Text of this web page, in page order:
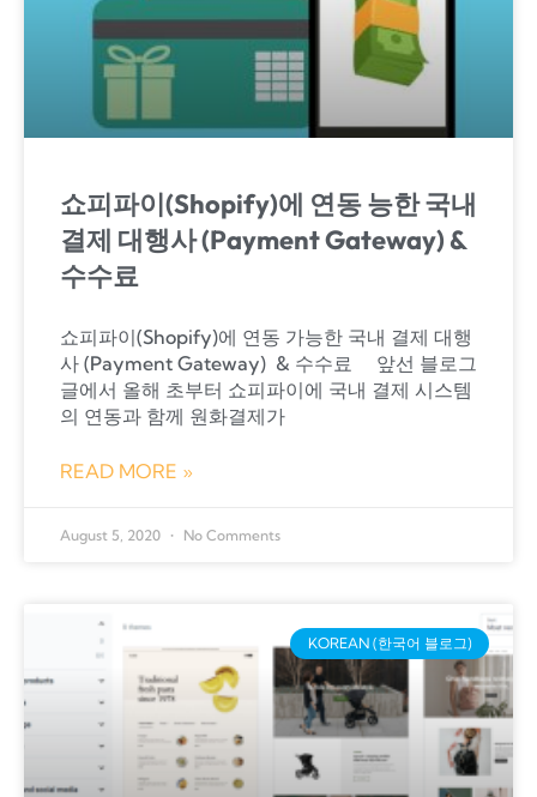
쇼피파이(Shopify)에 연동 능한 국내
결제 대행사 (Payment Gateway) &
수수료
쇼피파이(Shopify)에 연동 가능한 국내 결제 대행
사 (Payment Gateway) ​ & 수수료​ 앞선 블로그
글에서 올해 초부터 쇼피파이에 국내 결제 시스템
의 연동과 함께 원화결제가
READ MORE »
August 5, 2020 No Comments
KOREAN (한국어 블로그)